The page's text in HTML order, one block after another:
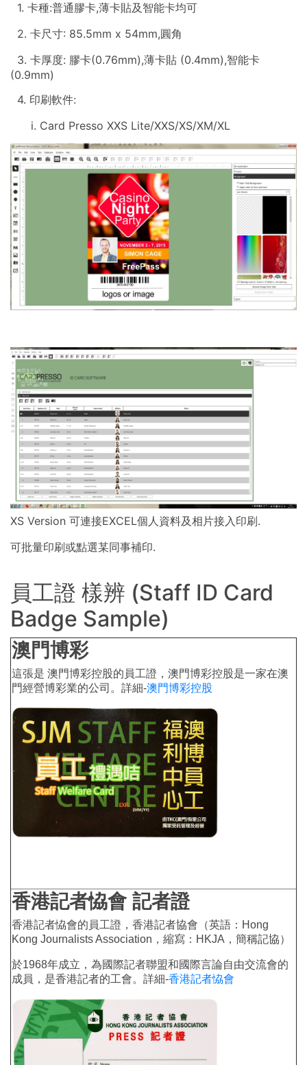
1. 卡種:普通膠卡,薄卡貼及智能卡均可
2. 卡尺寸: 85.5mm x 54mm,圓角
3. 卡厚度: 膠卡(0.76mm),薄卡貼 (0.4mm),智能卡
(0.9mm)
4. 印刷軟件:
i. Card Presso XXS Lite/XXS/XS/XM/XL
XS Version 可連接EXCEL個人資料及相片接入印刷.
可批量印刷或點選某同事補印.
員工證 樣辨 (Staff ID Card
Badge Sample)
澳門博彩
這張是 澳門博彩控股的員工證，澳門博彩控股是一家在澳
門經營博彩業的公司。詳細-澳門博彩控股
香港記者恊會 記者證
香港記者恊會的員工證，香港記者協會（英語：Hong
Kong Journalists Association，縮寫：HKJA，簡稱記協）
於1968年成立，為國際記者聯盟和國際言論自由交流會的
成員，是香港記者的工會。詳細-香港記者恊會